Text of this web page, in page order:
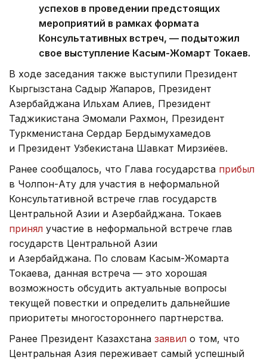
успехов в проведении предстоящих
мероприятий в рамках формата
Консультативных встреч, — подытожил
свое выступление Касым-Жомарт Токаев.
В ходе заседания также выступили Президент
Кыргызстана Садыр Жапаров, Президент
Азербайджана Ильхам Алиев, Президент
Таджикистана Эмомали Рахмон, Президент
Туркменистана Сердар Бердымухамедов
и Президент Узбекистана Шавкат Мирзиёев.
Ранее сообщалось, что Глава государства прибыл
в Чолпон-Ату для участия в неформальной
Консультативной встрече глав государств
Центральной Азии и Азербайджана. Токаев
принял участие в неформальной встрече глав
государств Центральной Азии
и Азербайджана. По словам Касым-Жомарта
Токаева, данная встреча — это хорошая
возможность обсудить актуальные вопросы
текущей повестки и определить дальнейшие
приоритеты многостороннего партнерства.
Ранее Президент Казахстана заявил о том, что
Центральная Азия переживает самый успешный